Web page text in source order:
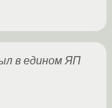
в едином ЯП